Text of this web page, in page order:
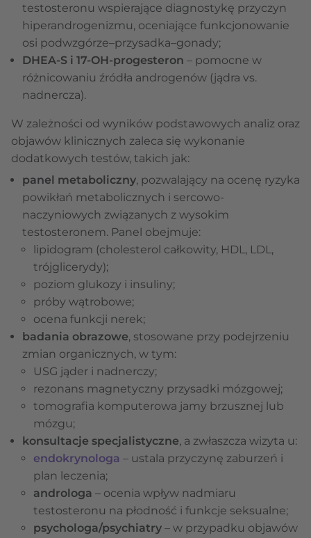
testosteronu wspierające diagnostykę przyczyn
hiperandrogenizmu, oceniające funkcjonowanie
osi podwzgórze–przysadka–gonady;
DHEA-S i 17-OH-progesteron – pomocne w
różnicowaniu źródła androgenów (jądra vs.
nadnercza).
W zależności od wyników podstawowych analiz oraz
objawów klinicznych zaleca się wykonanie
dodatkowych testów, takich jak:
panel metaboliczny, pozwalający na ocenę ryzyka
powikłań metabolicznych i sercowo-
naczyniowych związanych z wysokim
testosteronem. Panel obejmuje:
lipidogram (cholesterol całkowity, HDL, LDL,
trójglicerydy);
poziom glukozy i insuliny;
próby wątrobowe;
ocena funkcji nerek;
badania obrazowe, stosowane przy podejrzeniu
zmian organicznych, w tym:
USG jąder i nadnerczy;
rezonans magnetyczny przysadki mózgowej;
tomografia komputerowa jamy brzusznej lub
mózgu;
konsultacje specjalistyczne, a zwłaszcza wizyta u:
endokrynologa – ustala przyczynę zaburzeń i
plan leczenia;
androloga – ocenia wpływ nadmiaru
testosteronu na płodność i funkcje seksualne;
psychologa/psychiatry – w przypadku objawów